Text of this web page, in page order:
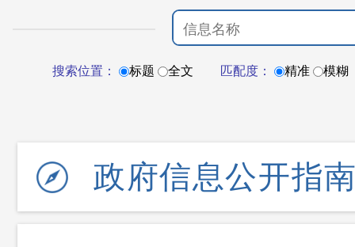
搜索位置： 标题 全文 匹配度： 精准 模糊
政府信息公开指